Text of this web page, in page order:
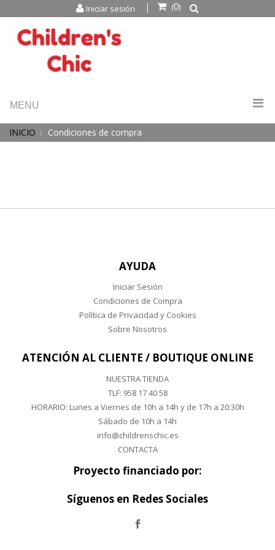
Iniciar sesión (0)
MENU
INICIO Condiciones de compra
AYUDA
Iniciar Sesión
Condiciones de Compra
Política de Privacidad y Cookies
Sobre Nosotros
ATENCIÓN AL CLIENTE / BOUTIQUE ONLINE
NUESTRA TIENDA
TLF: 958 17 40 58
HORARIO: Lunes a Viernes de 10h a 14h y de 17h a 20:30h
Sábado de 10h a 14h
info@childrenschic.es
CONTACTA
Proyecto financiado por:
Síguenos en Redes Sociales